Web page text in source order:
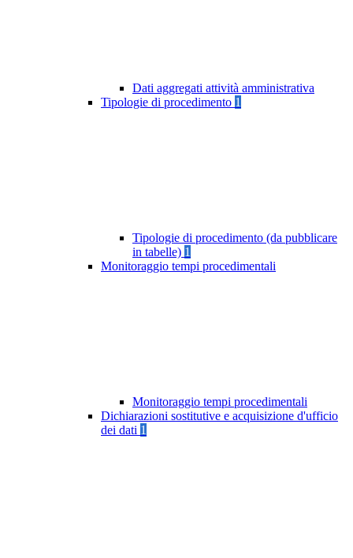
Dati aggregati attività amministrativa
Tipologie di procedimento 1
Tipologie di procedimento (da pubblicare
in tabelle) 1
Monitoraggio tempi procedimentali
Monitoraggio tempi procedimentali
Dichiarazioni sostitutive e acquisizione d'ufficio
dei dati 1